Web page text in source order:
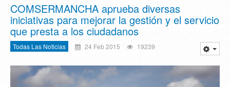
COMSERMANCHA aprueba diversas
iniciativas para mejorar la gestión y el servicio
que presta a los ciudadanos
Todas Las Noticias 24 Feb 2015 19239